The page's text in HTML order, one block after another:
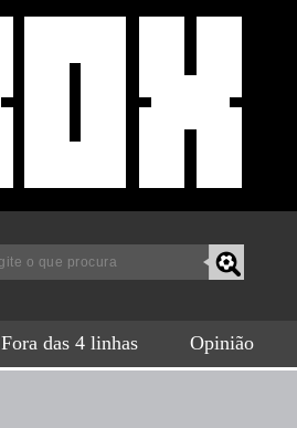
a
Fora das 4 linhas Opinião